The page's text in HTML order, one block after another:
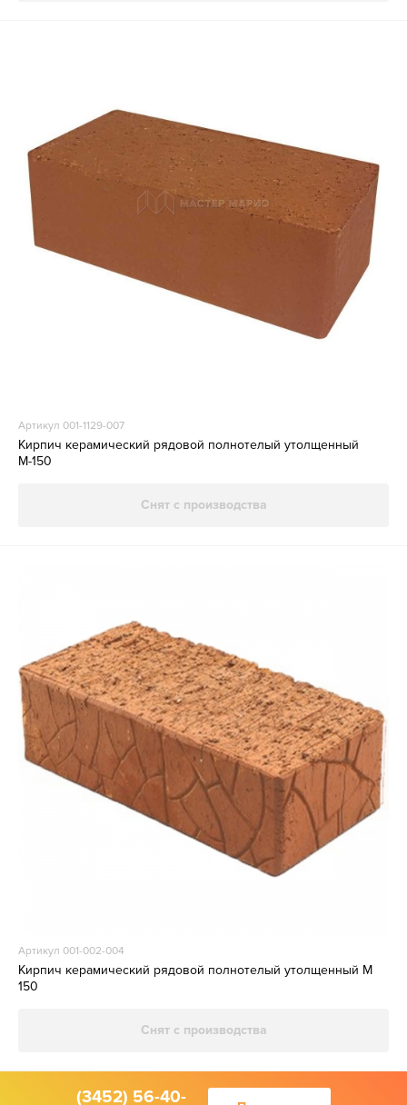
Артикул 001-1129-007
Кирпич керамический рядовой полнотелый утолщенный
М-150
Снят с производства
Артикул 001-002-004
Кирпич керамический рядовой полнотелый утолщенный М
150
Снят с производства
(3452) 56-40-